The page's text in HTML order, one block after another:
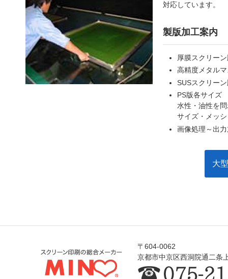
対応しています。
製版加工案内
厚膜スクリー
高精度メタル
SUSスクリー
PS版各サイズ
水性・油性を
サイズ・メッ
画像処理～出
大
〒604-0062
京都市中京区西洞院通二条